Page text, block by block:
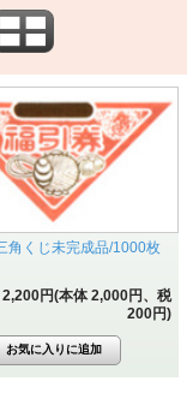
くじ未完成品/1000枚
円(本体 2,000円、税
200円)